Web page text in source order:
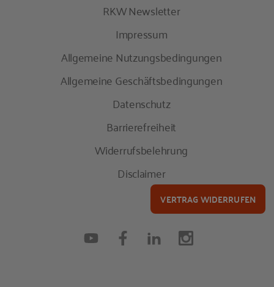
RKW Newsletter
Impressum
Allgemeine Nutzungsbedingungen
Allgemeine Geschäftsbedingungen
Datenschutz
Barrierefreiheit
Widerrufsbelehrung
Disclaimer
VERTRAG WIDERRUFEN